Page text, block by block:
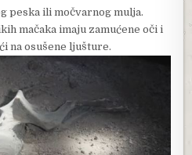
peska ili močvarnog mulja.
mačaka imaju zamućene oči i
na osušene ljušture.